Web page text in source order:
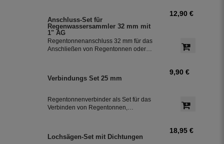
installieren. Damit können Sie bis zu
85 % des anfallenden Regenwassers
sammeln und in Ihre Regentonne
leiten.
Anschluss-Set für
Regenwassersammler 32 mm mit
1" AG
Regentonnenanschluss 32 mm für das
Anschließen von Regentonnen oder
12,90 €
Verbindungs Set 25 mm
Regentonnenverbinder als Set für das
Verbinden von Regentonnen,
9,90 €
Lochsägen-Set mit Dichtungen
18,95 €